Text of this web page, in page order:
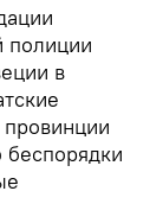
полиции
в